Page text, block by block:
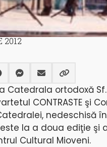
2012
la Catedrala ortodoxă
CONTRASTE şi
nedeschisă
la a doua ediţie şi
Cultural Mioveni.